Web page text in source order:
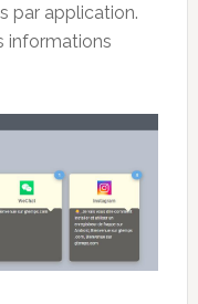
par application.
informations